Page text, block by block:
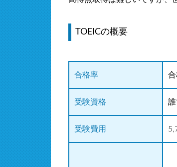
TOEICの概要
合格率
受験資格
受験費用